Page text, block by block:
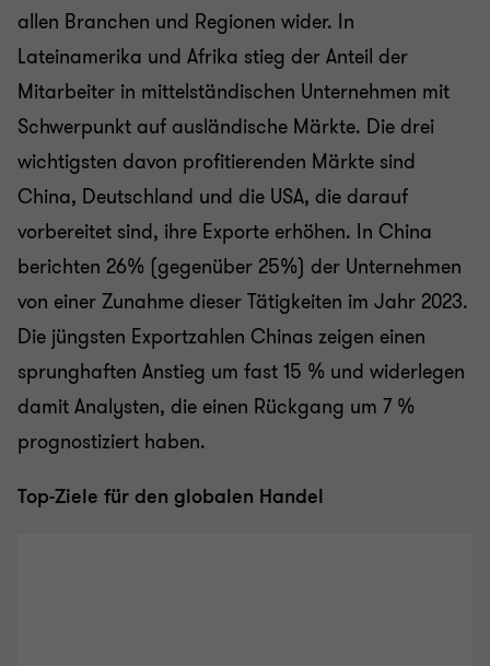
allen Branchen und Regionen wider. In
Lateinamerika und Afrika stieg der Anteil der
Mitarbeiter in mittelständischen Unternehmen mit
Schwerpunkt auf ausländische Märkte. Die drei
wichtigsten davon profitierenden Märkte sind
China, Deutschland und die USA, die darauf
vorbereitet sind, ihre Exporte erhöhen. In China
berichten 26% (gegenüber 25%) der Unternehmen
von einer Zunahme dieser Tätigkeiten im Jahr 2023.
Die jüngsten Exportzahlen Chinas zeigen einen
sprunghaften Anstieg um fast 15 % und widerlegen
damit Analysten, die einen Rückgang um 7 %
prognostiziert haben.
Top-Ziele für den globalen Handel